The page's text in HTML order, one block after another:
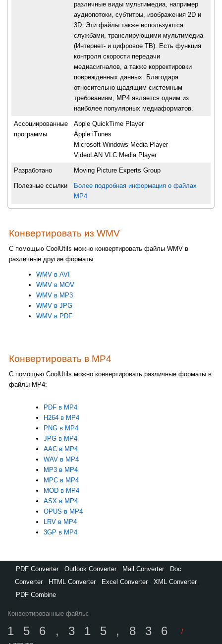
различные виды мультимедиа, например
аудиопотоки, субтитры, изображения 2D и
3D. Эти файлы также используются
службами, транслирующими мультимедиа
(Интернет- и цифровое ТВ). Есть функция
контроля скорости передачи
медиасигналов, а также корректировки
поврежденных данных. Благодаря
относительно щадящим системным
требованиям, МР4 является одним из
наиболее популярных медиаформатов.
Ассоциированные
программы
Apple QuickTime Player
Apple iTunes
Microsoft Windows Media Player
VideoLAN VLC Media Player
Разработано Moving Picture Experts Group
Полезные ссылки
Более подробная информация о файлах
MP4
Конвертировать из WMV
С помощью CoolUtils можно конвертировать файлы WMV в
различные другие форматы:
WMV в AVI
WMV в MOV
WMV в MP3
WMV в JPG
WMV в PDF
Конвертировать в MP4
С помощью CoolUtils можно конвертировать различные форматы в
файлы MP4:
PDF в MP4
H264 в MP4
PNG в MP4
JPG в MP4
AAC в MP4
WAV в MP4
MP3 в MP4
MPC в MP4
MOD в MP4
ASX в MP4
OPUS в MP4
LRV в MP4
3GP в MP4
PDF Converter Outlook Converter Mail Converter
Doc
Converter
HTML Converter Excel Converter XML Converter
PDF Combine
Конвертированные файлы:
156,315,836
/